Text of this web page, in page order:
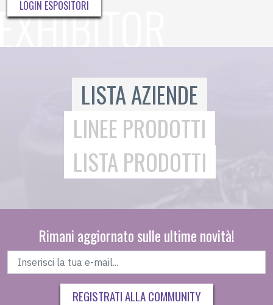
LOGIN ESPOSITORI
LISTA AZIENDE
LINEE PRODOTTI
LISTA PRODOTTI
Rimani aggiornato sulle ultime novità!
REGISTRATI ALLA COMMUNITY